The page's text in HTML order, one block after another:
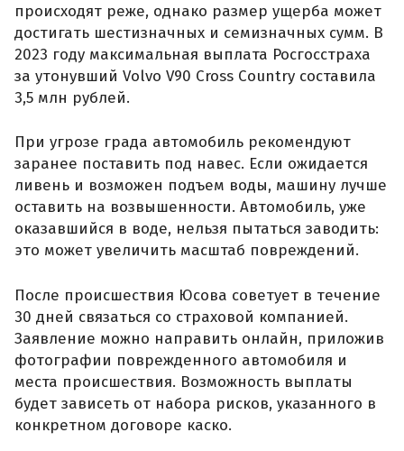
происходят реже, однако размер ущерба может
достигать шестизначных и семизначных сумм. В
2023 году максимальная выплата Росгосстраха
за утонувший Volvo V90 Cross Country составила
3,5 млн рублей.
При угрозе града автомобиль рекомендуют
заранее поставить под навес. Если ожидается
ливень и возможен подъем воды, машину лучше
оставить на возвышенности. Автомобиль, уже
оказавшийся в воде, нельзя пытаться заводить:
это может увеличить масштаб повреждений.
После происшествия Юсова советует в течение
30 дней связаться со страховой компанией.
Заявление можно направить онлайн, приложив
фотографии поврежденного автомобиля и
места происшествия. Возможность выплаты
будет зависеть от набора рисков, указанного в
конкретном договоре каско.